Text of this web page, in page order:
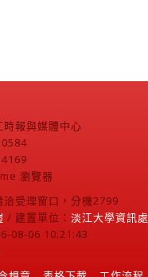
報與媒體中心
瀏覽器
受理窗口，分機2799
/ 建置單位： 淡江大學資訊處
08-06 10:21:43